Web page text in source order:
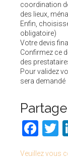
coordination
des lieux,
Enfin,
obligatoire)
Votre devis
Confirmez ce
des
Pour validez
sera demandé
Veuillez vous